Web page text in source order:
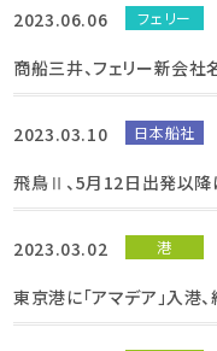
2023.06.06 フェリー
商船三井、フェリー新会社
2023.03.10 日本船社
飛鳥Ⅱ、5月12日出発以降
2023.03.02 港
東京港に「アマデア」入港